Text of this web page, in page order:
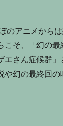
のアニメから
そ、「幻の
さん症候群
や幻の最終回